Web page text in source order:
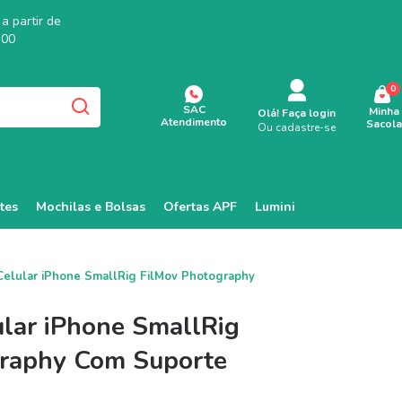
partir de
SAC
Atendimento
Olá! Faça login
Ou cadastre-se
Minha
Sacola
0
Mochilas e Bolsas Ofertas APF Lumini
iPhone SmallRig FilMov Photography
iPhone SmallRig
Com Suporte